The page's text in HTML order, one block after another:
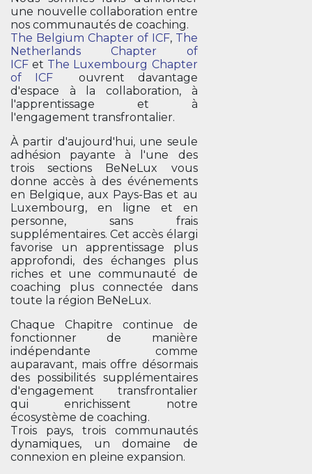
une nouvelle collaboration entre
nos communautés de coaching.
The Belgium Chapter of ICF, The
Netherlands Chapter of
ICF et The Luxembourg Chapter
of ICFouvrent davantage
d'espace à la collaboration, à
l'apprentissage et à
l'engagement transfrontalier.
À partir d'aujourd'hui, une seule
adhésion payante à l'une des
trois sections BeNeLux vous
donne accès à des événements
en Belgique, aux Pays-Bas et au
Luxembourg, en ligne et en
personne, sans frais
supplémentaires. Cet accès élargi
favorise un apprentissage plus
approfondi, des échanges plus
riches et une communauté de
coaching plus connectée dans
toute la région BeNeLux.
Chaque Chapitre continue de
fonctionner de manière
indépendante comme
auparavant, mais offre désormais
des possibilités supplémentaires
d'engagement transfrontalier
qui enrichissent notre
écosystème de coaching.
Trois pays, trois communautés
dynamiques, un domaine de
connexion en pleine expansion.